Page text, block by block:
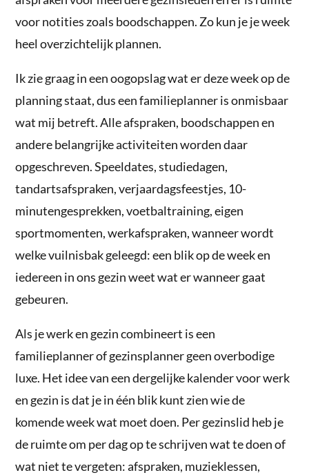
voor notities zoals boodschappen. Zo kun je je week
heel overzichtelijk plannen.
Ik zie graag in een oogopslag wat er deze week op de
planning staat, dus een familieplanner is onmisbaar
wat mij betreft. Alle afspraken, boodschappen en
andere belangrijke activiteiten worden daar
opgeschreven. Speeldates, studiedagen,
tandartsafspraken, verjaardagsfeestjes, 10-
minutengesprekken, voetbaltraining, eigen
sportmomenten, werkafspraken, wanneer wordt
welke vuilnisbak geleegd: een blik op de week en
iedereen in ons gezin weet wat er wanneer gaat
gebeuren.
Als je werk en gezin combineert is een
familieplanner of gezinsplanner geen overbodige
luxe. Het idee van een dergelijke kalender voor werk
en gezin is dat je in één blik kunt zien wie de
komende week wat moet doen. Per gezinslid heb je
de ruimte om per dag op te schrijven wat te doen of
wat niet te vergeten: afspraken, muzieklessen,